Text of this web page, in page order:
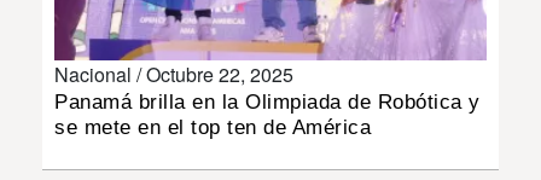
Nacional /Octubre 22, 2025
Panamá brilla en la Olimpiada de Robótica y
se mete en el top ten de América